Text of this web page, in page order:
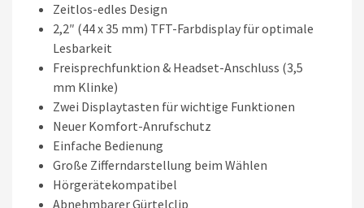
Zeitlos-edles Design
2,2″ (44 x 35 mm) TFT-Farbdisplay für optimale
Lesbarkeit
Freisprechfunktion & Headset-Anschluss (3,5
mm Klinke)
Zwei Displaytasten für wichtige Funktionen
Neuer Komfort-Anrufschutz
Einfache Bedienung
Große Zifferndarstellung beim Wählen
Hörgerätekompatibel
Abnehmbarer Gürtelclip